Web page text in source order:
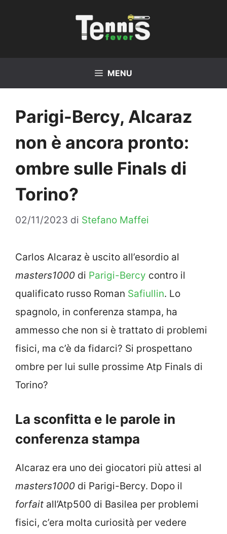
MENU
Parigi-Bercy, Alcaraz
non è ancora pronto:
ombre sulle Finals di
Torino?
02/11/2023 di Stefano Maffei
Carlos Alcaraz è uscito all’esordio al
masters1000 di Parigi-Bercy contro il
qualificato russo Roman Safiullin. Lo
spagnolo, in conferenza stampa, ha
ammesso che non si è trattato di problemi
fisici, ma c’è da fidarci? Si prospettano
ombre per lui sulle prossime Atp Finals di
Torino?
La sconfitta e le parole in
conferenza stampa
Alcaraz era uno dei giocatori più attesi al
masters1000 di Parigi-Bercy. Dopo il
forfait all’Atp500 di Basilea per problemi
fisici, c’era molta curiosità per vedere